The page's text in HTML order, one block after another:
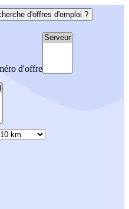
d'offres d'emploi ?
d'offre